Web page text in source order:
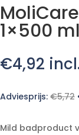
1×500 ml
€4,92
Adviesprijs: €5,72
Mild badproduct